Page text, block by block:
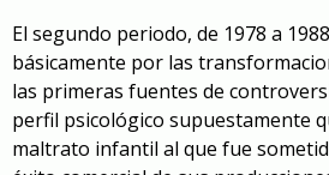
El segundo periodo, de 1978 a
básicamente por las
las primeras fuentes de
perfil psicológico supuestamente
maltrato infantil al que fue